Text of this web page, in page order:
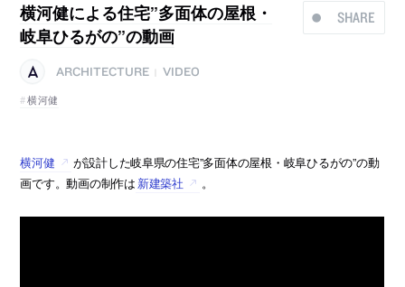
SHARE
横河健による住宅”多面体の屋根・
岐阜ひるがの”の動画
ARCHITECTURE
VIDEO
横河健
横河健
が設計した岐阜県の住宅”多面体の屋根・岐阜ひるがの”の動
画です。動画の制作は 新建築社 。